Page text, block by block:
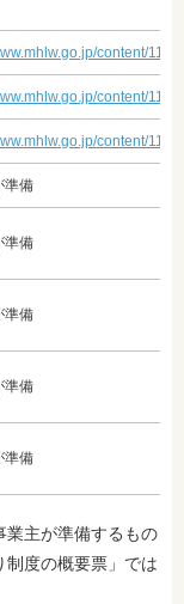
content/
content/
content/
準備
準備
準備
準備
準備
業主が準備するもの
制度の概要票」では